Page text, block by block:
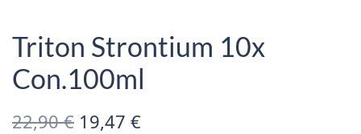
Triton Strontium 10x
Con.100ml
22,90€ Ursprünglicher
19,47€